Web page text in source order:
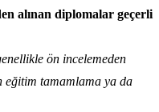
alınan diplomalar geçerli
ön incelemeden
tamamlama ya da